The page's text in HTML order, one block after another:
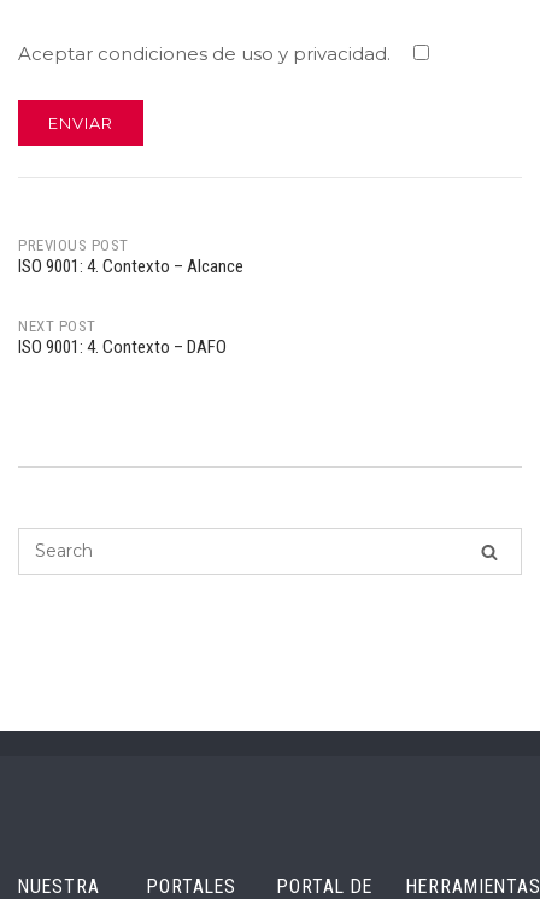
Aceptar condiciones de uso y privacidad.
Post
navigation
PREVIOUS POST
ISO 9001: 4. Contexto – Alcance
NEXT POST
ISO 9001: 4. Contexto – DAFO
NUESTRA
PORTALES
PORTAL DE